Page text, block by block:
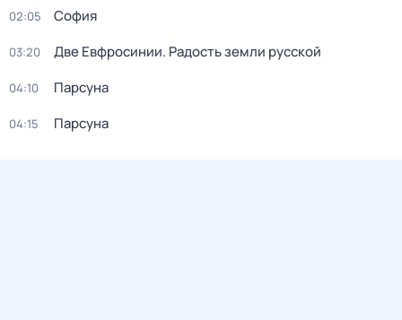
02:05 София
03:20 Две Евфросинии. Радость земли русской
04:10 Парсуна
04:15 Парсуна